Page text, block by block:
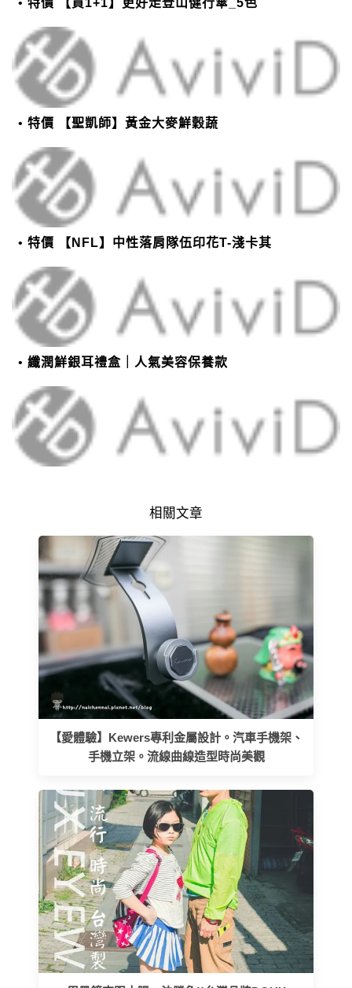
特價 【買1+1】更好走登山健行傘_5色
特價 【聖凱師】黃金大麥鮮穀蔬
特價 【NFL】中性落肩隊伍印花T-淺卡其
纖潤鮮銀耳禮盒｜人氣美容保養款
相關文章
【愛體驗】Kewers專利金屬設計。汽車手機架、
手機立架。流線曲線造型時尚美觀